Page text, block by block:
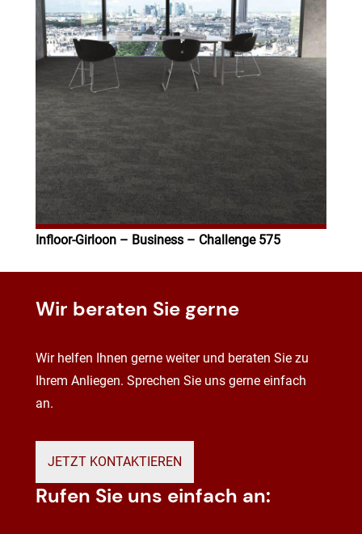
Infloor-Girloon – Business – Challenge 575
Wir beraten Sie gerne
Wir helfen Ihnen gerne weiter und beraten Sie zu
Ihrem Anliegen. Sprechen Sie uns gerne einfach
an.
JETZT KONTAKTIEREN
Rufen Sie uns einfach an: